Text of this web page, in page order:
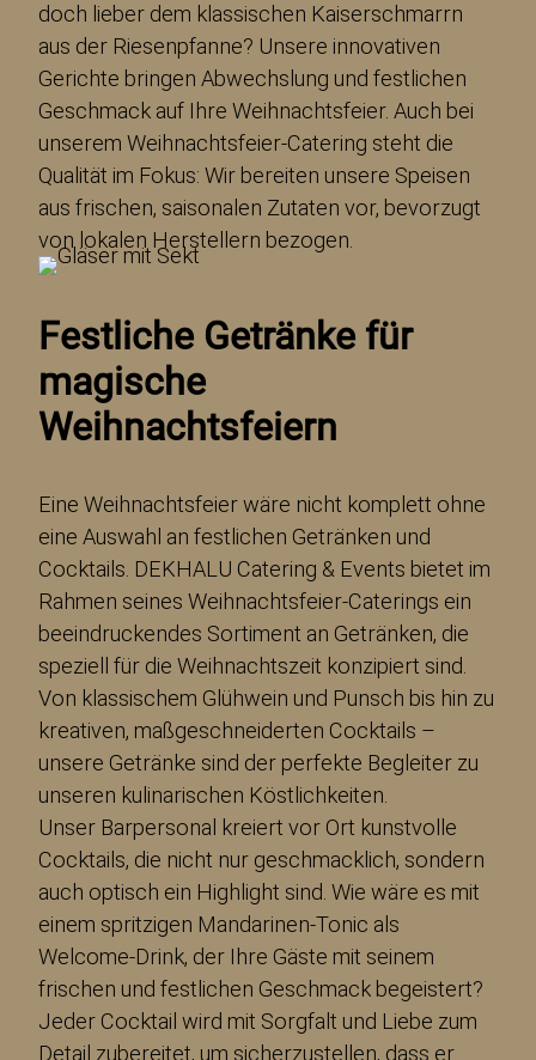
doch lieber dem klassischen Kaiserschmarrn
aus der Riesenpfanne? Unsere innovativen
Gerichte bringen Abwechslung und festlichen
Geschmack auf Ihre Weihnachtsfeier. Auch bei
unserem Weihnachtsfeier-Catering steht die
Qualität im Fokus: Wir bereiten unsere Speisen
aus frischen, saisonalen Zutaten vor, bevorzugt
von lokalen Herstellern bezogen.
Festliche Getränke für
magische
Weihnachtsfeiern
Eine Weihnachtsfeier wäre nicht komplett ohne
eine Auswahl an festlichen Getränken und
Cocktails. DEKHALU Catering & Events bietet im
Rahmen seines Weihnachtsfeier-Caterings ein
beeindruckendes Sortiment an Getränken, die
speziell für die Weihnachtszeit konzipiert sind.
Von klassischem Glühwein und Punsch bis hin zu
kreativen, maßgeschneiderten Cocktails –
unsere Getränke sind der perfekte Begleiter zu
unseren kulinarischen Köstlichkeiten.
Unser Barpersonal kreiert vor Ort kunstvolle
Cocktails, die nicht nur geschmacklich, sondern
auch optisch ein Highlight sind. Wie wäre es mit
einem spritzigen Mandarinen-Tonic als
Welcome-Drink, der Ihre Gäste mit seinem
frischen und festlichen Geschmack begeistert?
Jeder Cocktail wird mit Sorgfalt und Liebe zum
Detail zubereitet, um sicherzustellen, dass er